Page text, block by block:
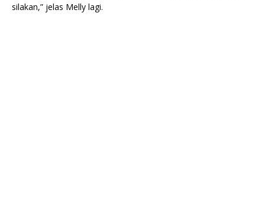
silakan,” jelas Melly lagi.